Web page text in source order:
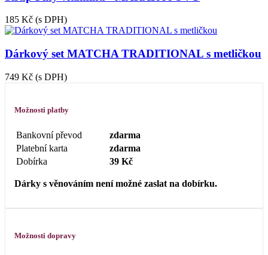
185 Kč (s DPH)
Dárkový set MATCHA TRADITIONAL s metličkou
749 Kč (s DPH)
Možnosti platby
Bankovní převod
zdarma
Platební karta
zdarma
Dobírka
39 Kč
Dárky s věnováním není možné zaslat na dobírku.
Možnosti dopravy